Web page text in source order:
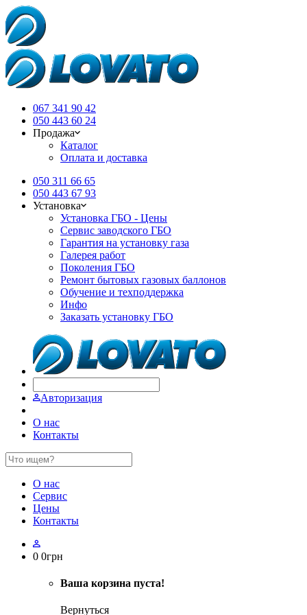
067 341 90 42
050 443 60 24
Продажа
Каталог
Оплата и доставка
050 311 66 65
050 443 67 93
Установка
Установка ГБО - Цены
Сервис заводского ГБО
Гарантия на установку газа
Галерея работ
Поколения ГБО
Ремонт бытовых газовых баллонов
Обучение и техподдержка
Инфо
Заказать установку ГБО
Авторизация
О нас
Контакты
О нас
Сервис
Цены
Контакты
0 0грн
Ваша корзина пуста!
Вернуться